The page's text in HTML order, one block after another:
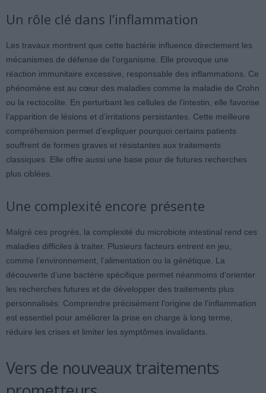
Un rôle clé dans l’inflammation
Les travaux montrent que cette bactérie influence directement les
mécanismes de défense de l’organisme. Elle provoque une
réaction immunitaire excessive, responsable des inflammations. Ce
phénomène est au cœur des maladies comme la maladie de Crohn
ou la rectocolite. En perturbant les cellules de l’intestin, elle favorise
l’apparition de lésions et d’irritations persistantes. Cette meilleure
compréhension permet d’expliquer pourquoi certains patients
souffrent de formes graves et résistantes aux traitements
classiques. Elle offre aussi une base pour de futures recherches
plus ciblées.
Une complexité encore présente
Malgré ces progrès, la complexité du microbiote intestinal rend ces
maladies difficiles à traiter. Plusieurs facteurs entrent en jeu,
comme l’environnement, l’alimentation ou la génétique. La
découverte d’une bactérie spécifique permet néanmoins d’orienter
les recherches futures et de développer des traitements plus
personnalisés. Comprendre précisément l’origine de l’inflammation
est essentiel pour améliorer la prise en charge à long terme,
réduire les crises et limiter les symptômes invalidants.
Vers de nouveaux traitements